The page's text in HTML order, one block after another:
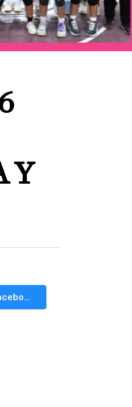
Y
Facebook Messenger